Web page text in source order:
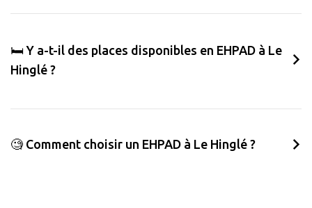
🛏️ Y a-t-il des places disponibles en EHPAD à Le
Hinglé ?
🧐 Comment choisir un EHPAD à Le Hinglé ?